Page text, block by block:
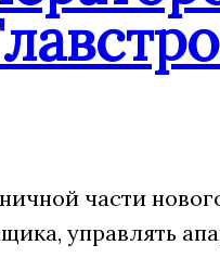
части
управлять